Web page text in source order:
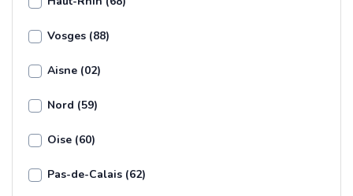
Vosges (88)
Aisne (02)
Nord (59)
Oise (60)
Pas-de-Calais (62)